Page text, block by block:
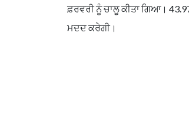
ਫ਼ਰਵਰੀ ਨੂੰ ਚਾਲੂ ਕੀਤਾ ਗਿਆ।
ਮਦਦ ਕਰੇਗੀ।